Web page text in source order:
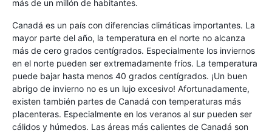
más de un millón de habitantes.
Canadá es un país con diferencias climáticas importantes. La
mayor parte del año, la temperatura en el norte no alcanza
más de cero grados centígrados. Especialmente los inviernos
en el norte pueden ser extremadamente fríos. La temperatura
puede bajar hasta menos 40 grados centígrados. ¡Un buen
abrigo de invierno no es un lujo excesivo! Afortunadamente,
existen también partes de Canadá con temperaturas más
placenteras. Especialmente en los veranos al sur pueden ser
cálidos y húmedos. Las áreas más calientes de Canadá son